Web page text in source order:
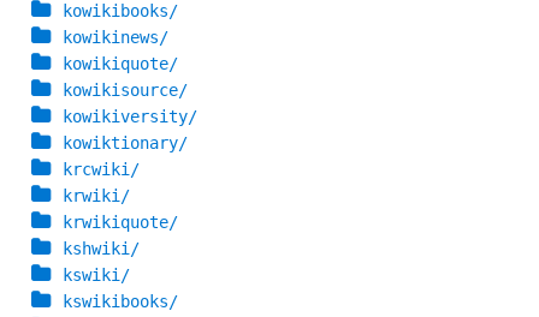
kowikibooks/
kowikinews/
kowikiquote/
kowikisource/
kowikiversity/
kowiktionary/
krcwiki/
krwiki/
krwikiquote/
kshwiki/
kswiki/
kswikibooks/